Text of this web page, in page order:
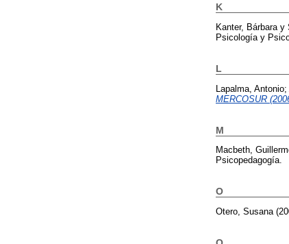
K
Kanter, Bárbara y
Psicología y
L
Lapalma, Antonio;
MERCOSUR
M
Macbeth,
Psicopedagogía.
O
Otero, Susana